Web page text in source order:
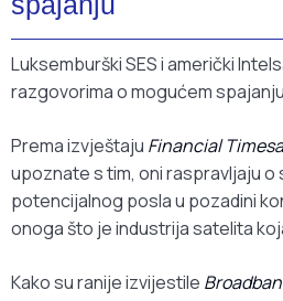
Luksemburški SES i američki
razgovorima o mogućem
Prema izvještaju Financial Timesa
upoznate s tim, oni raspravljaju o
potencijalnog posla u pozadini
onoga što je industrija satelita
Kako su ranije izvijestile